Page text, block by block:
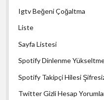
Igtv Beğeni Çoğaltma
Liste
Sayfa Listesi
Spotify Dinlenme
Spotify Takipçi Hilesi
Twitter Gizli Hesap